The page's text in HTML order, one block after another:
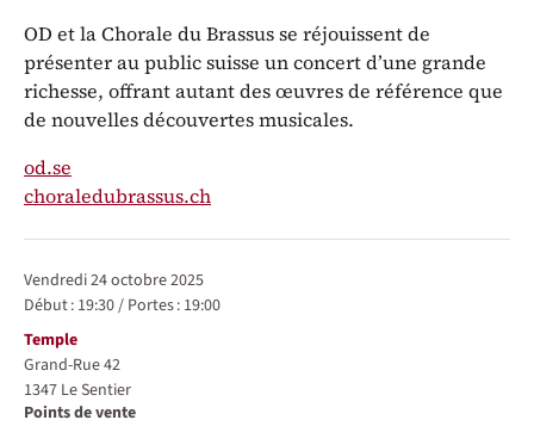
OD et la Chorale du Brassus se réjouissent de
présenter au public suisse un concert d’une grande
richesse, offrant autant des œuvres de référence que
de nouvelles découvertes musicales.
od.se
choraledubrassus.ch
vendredi 24 octobre 2025
Début : 19:30/ Portes : 19:00
Lieu
Temple
Grand-Rue 42
1347 Le Sentier
Points de vente